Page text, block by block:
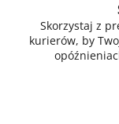
Skorzystaj z
kurierów, by